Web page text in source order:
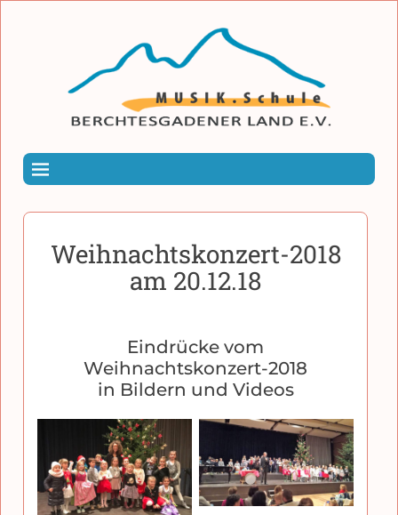
Weihnachtskonzert-2018
am 20.12.18
Eindrücke vom
Weihnachtskonzert-2018
in Bildern und Videos